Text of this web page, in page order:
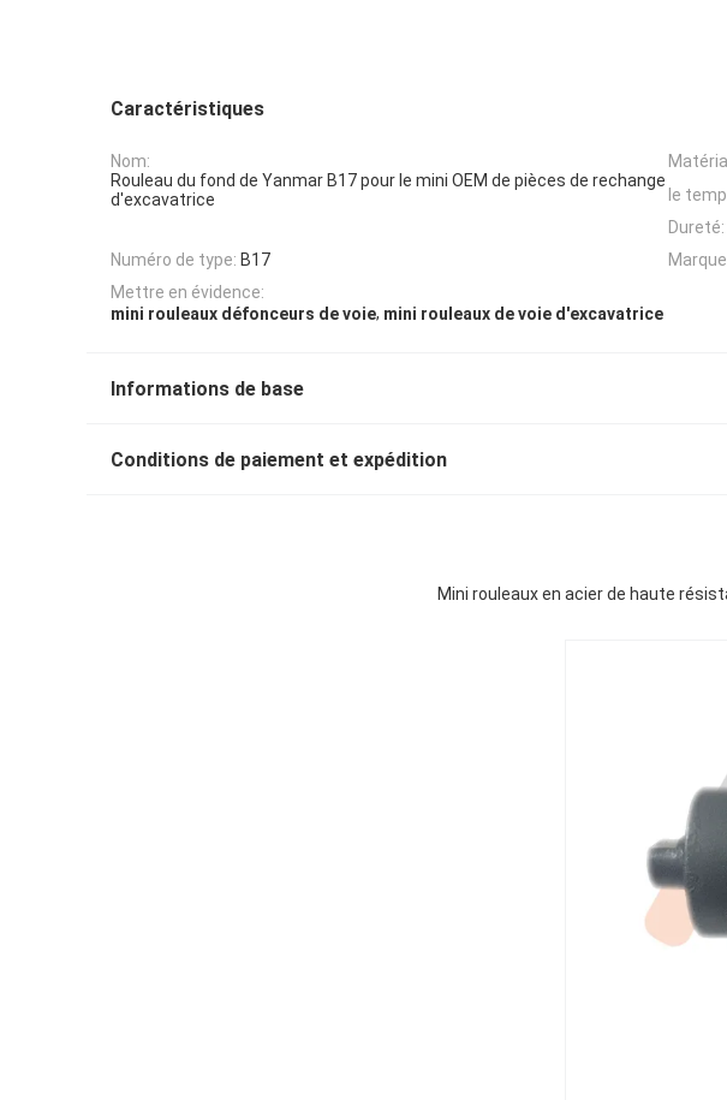
Caractéristiques
Nom:
Rouleau du fond de Yanmar B17 pour le mini OEM de pièces de rechange
d'excavatrice
le
Dureté:
Numéro de type: B17
Mettre en évidence:
mini rouleaux défonceurs de voie, mini rouleaux de voie d'excavatrice
Informations de base
Conditions de paiement et expédition
Mini rouleaux en acier de haute